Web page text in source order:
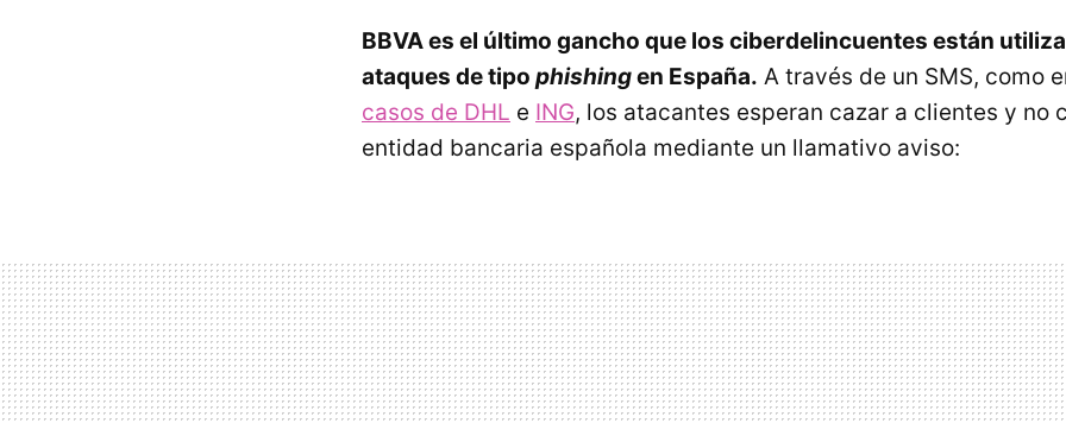
BBVA es el último gancho que los ciberdelincuentes están
ataques de tipo phishingen España. A través de un SMS, como
casos de DHL e ING, los atacantes esperan cazar a clientes y no
entidad bancaria española mediante un llamativo aviso: